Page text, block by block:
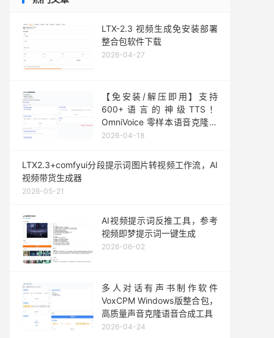
LTX-2.3 视频生成免安装部署
整合包软件下载
2026-04-27
【免安装/解压即用】支持
600+语言的神级TTS！
OmniVoice 零样本语音克隆一
键整合包发布
2026-04-18
LTX2.3+comfyui分段提示词图片转视频工作流，AI
视频带货生成器
2026-05-21
AI视频提示词反推工具，参考
视频即梦提示词一键生成
2026-06-02
多人对话有声书制作软件
VoxCPM Windows版整合包，
高质量声音克隆语音合成工具
2026-04-24